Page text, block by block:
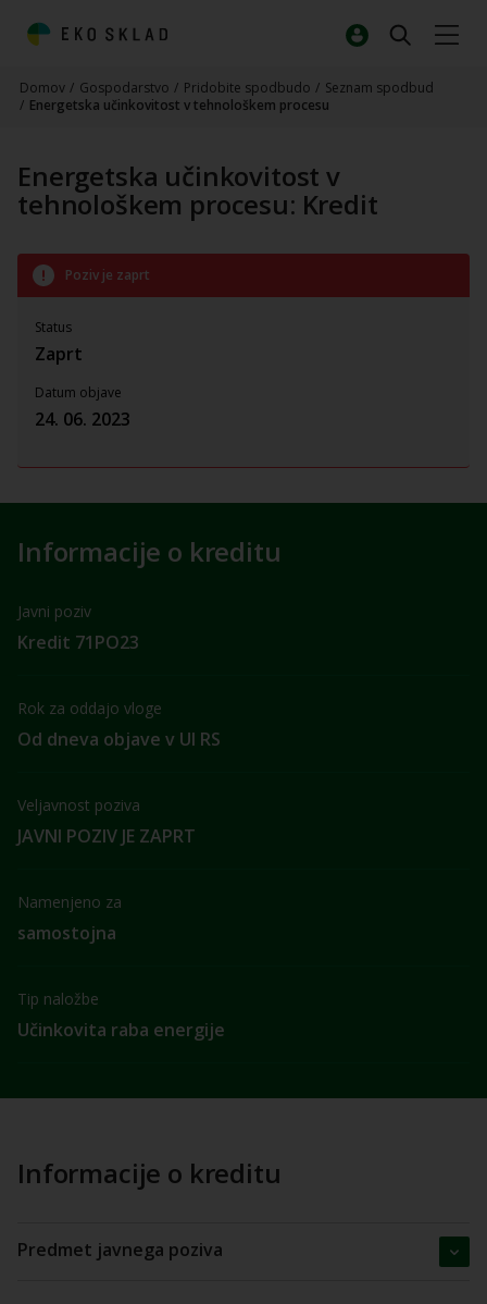
Domov / Gospodarstvo / Pridobite spodbudo / Seznam spodbud
/ Energetska učinkovitost v tehnološkem procesu
Energetska učinkovitost v
tehnološkem procesu: Kredit
Informacije o kreditu
Javni poziv
Kredit 71PO23
Rok za oddajo vloge
Od dneva objave v Ul RS
Veljavnost poziva
JAVNI POZIV JE ZAPRT
Namenjeno za
samostojna
Tip naložbe
Učinkovita raba energije
Informacije o kreditu
Predmet javnega poziva
Poziv je zaprt
Status
Zaprt
Datum objave
24. 06. 2023